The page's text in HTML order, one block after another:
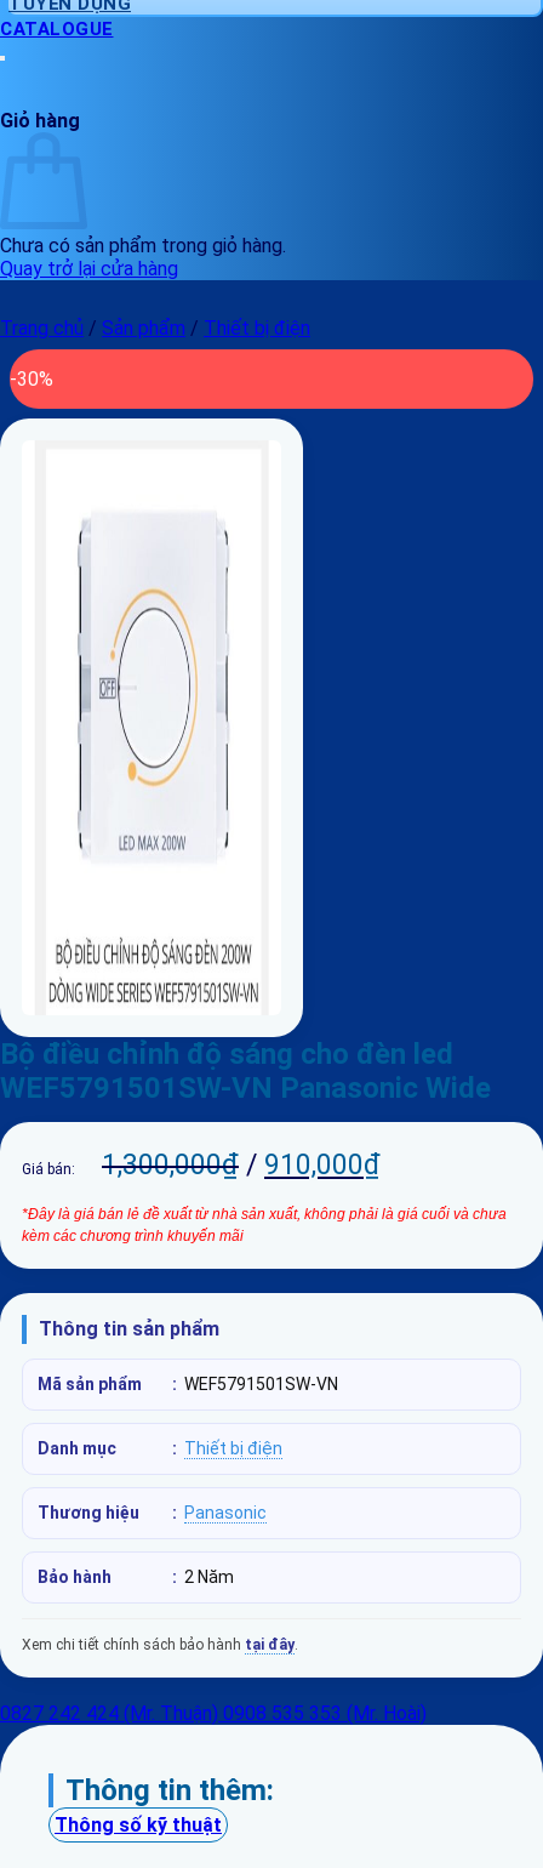
CATALOGUE
Giỏ hàng
Chưa có sản phẩm trong giỏ hàng.
Quay trở lại cửa hàng
Trang chủ / Sản phẩm / Thiết bị điện
-30%
Bộ điều chỉnh độ sáng cho đèn led
WEF5791501SW-VN Panasonic Wide
Giá bán: 1,300,000₫ / 910,000₫
*Đây là giá bán lẻ đề xuất từ nhà sản xuất, không phải là giá cuối và chưa
kèm các chương trình khuyến mãi
Thông tin sản phẩm
Mã sản phẩm : WEF5791501SW-VN
Danh mục : Thiết bị điện
Thương hiệu : Panasonic
Bảo hành : 2 Năm
Xem chi tiết chính sách bảo hành tại đây.
0827 242 424 (Mr. Thuận) 0908 535 353 (Mr. Hoài)
Thông tin thêm:
Thông số kỹ thuật